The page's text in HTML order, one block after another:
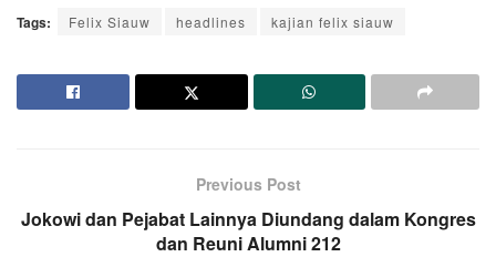
Tags: Felix Siauw headlines kajian felix siauw
Previous Post
Jokowi dan Pejabat Lainnya Diundang dalam Kongres
dan Reuni Alumni 212